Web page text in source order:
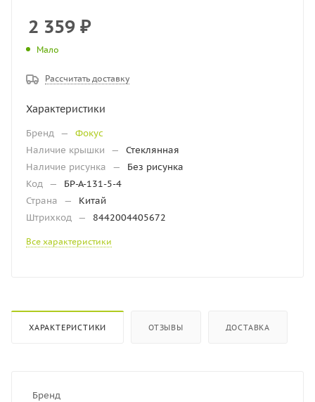
2 359 ₽
Мало
Рассчитать доставку
Характеристики
Бренд —
Фокус
Наличие крышки
—
Стеклянная
Наличие рисунка
—
Без рисунка
Код —
БР-А-131-5-4
Страна
—
Китай
Штрихкод — 8442004405672
Все характеристики
ХАРАКТЕРИСТИКИ ОТЗЫВЫ ДОСТАВКА
Бренд